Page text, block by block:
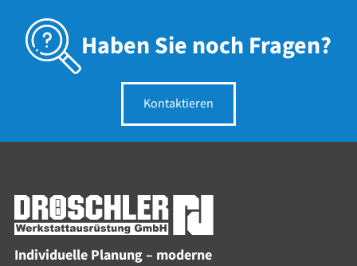
Haben Sie noch Fragen?
Kontaktieren
Individuelle Planung – moderne